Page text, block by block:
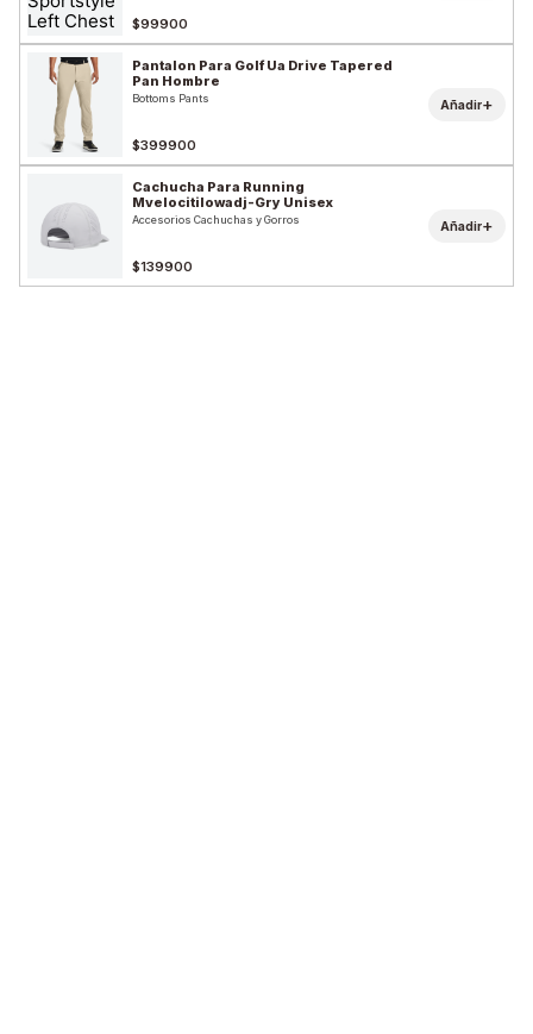
$99900
Pantalon Para Golf Ua Drive Tapered
Pan Hombre
Bottoms Pants
$399900
Añadir+
Cachucha Para Running
Mvelocitilowadj-Gry Unisex
Accesorios Cachuchas y Gorros
$139900
Añadir+